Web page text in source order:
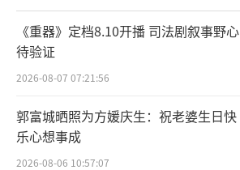
《重器》定档8.10开播 司法剧叙事野心
待验证
2026-08-07 07:21:56
郭富城晒照为方媛庆生：祝老婆生日快
乐心想事成
2026-08-06 10:57:07